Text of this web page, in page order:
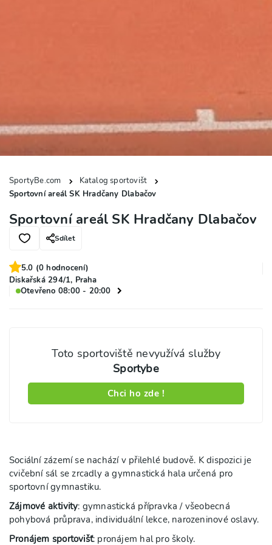
SportyBe.com
Katalog sportovišt
Sportovní areál SK Hradčany Dlabačov
Sportovní areál SK Hradčany Dlabačov
Sdílet
5.0 (0 hodnocení)
Diskařská 294/1, Praha
Otevřeno 08:00 - 20:00
Toto sportoviště nevyužívá služby
Sportybe
Chci ho zde !
Sociální zázemí se nachází v přilehlé budově. K dispozici je
cvičební sál se zrcadly a gymnastická hala určená pro
sportovní gymnastiku.
Zájmové aktivity: gymnastická přípravka / všeobecná
pohybová průprava, individuální lekce, narozeninové oslavy.
Pronájem sportovišť: pronájem hal pro školy.